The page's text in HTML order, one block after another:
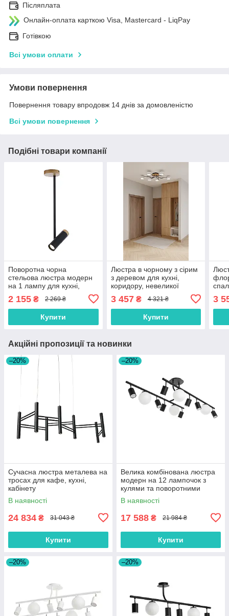
Післяплата
Онлайн-оплата карткою Visa, Mastercard - LiqPay
Готівкою
Всі умови оплати
Умови повернення
Повернення товару впродовж 14 днів за домовленістю
Всі умови повернення
Подібні товари компанії
Поворотна чорна
стельова люстра модерн
на 1 лампу для кухні,
2 155 ₴ 2 269 ₴
Купити
Люстра в чорному з сірим
з деревом для кухні,
коридору, невеликої
3 457₴ 4 321 ₴
Купити
3
Акційні пропозиції та новинки
–20%
Сучасна люстра металева на
тросах для кафе, кухні,
кабінету
В наявності
24 834 ₴ 31 043 ₴
Купити
–20%
Велика комбінована люстра
модерн на 12 лампочок з
кулями та поворотними
тубусами
В наявності
17 588 ₴ 21 984 ₴
Купити
–20% –20%